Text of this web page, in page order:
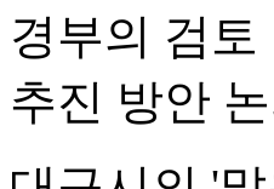
경부의 검
추진 방안